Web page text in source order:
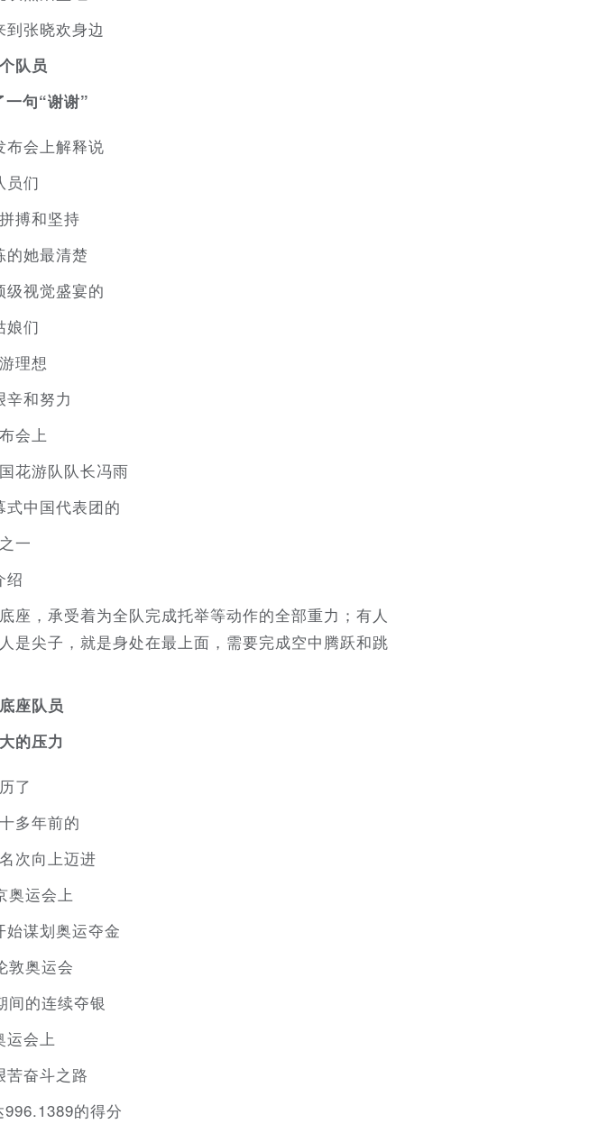
张晓欢身边
队员
句“谢谢”
布会上解释说
员们
搏和坚持
的她最清楚
级视觉盛宴的
娘们
理想
辛和努力
会上
花游队队长冯雨
中国代表团的
一
绍
座，承受着为全队完成托举等动作的全部重力；有人
是尖子，就是身处在最上面，需要完成空中腾跃和跳
座队员
的压力
了
多年前的
次向上迈进
奥运会上
谋划奥运夺金
敦奥运会
间的连续夺银
运会上
苦奋斗之路
的得分